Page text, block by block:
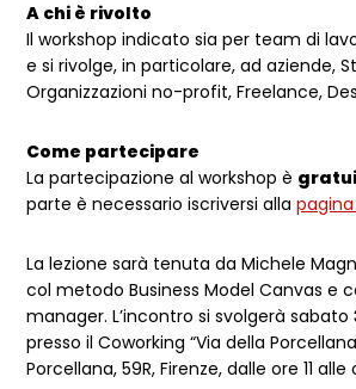
A chi è rivolto
Il workshop indicato sia per team di
e si rivolge, in particolare, ad aziende,
Organizzazioni no-profit, Freelance,
Come partecipare
La partecipazione al workshop è
parte è necessario iscriversi alla
La lezione sarà tenuta da Michele
col metodo Business Model Canvas e
manager. L’incontro si svolgerà sabato
presso il Coworking “Via della
Porcellana, 59R, Firenze, dalle ore 11 alle